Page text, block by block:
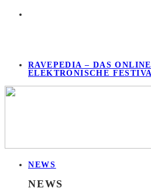
RAVEPEDIA – DAS
ELEKTRONISCHE
NEWS
NEWS